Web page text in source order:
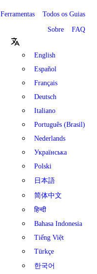
Ferramentas Todos os Guias
Sobre FAQ
English
Español
Français
Deutsch
Italiano
Português (Brasil)
Nederlands
Українська
Polski
日本語
简体中文
हिन्दी
Bahasa Indonesia
Tiếng Việt
Türkçe
한국어